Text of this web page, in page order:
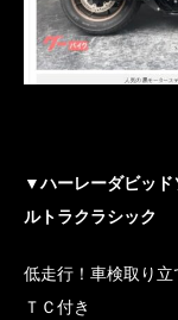
▼ハーレーダビッ
ルトラクラシック
低走行！車検取り
ＴＣ付き